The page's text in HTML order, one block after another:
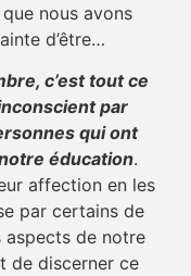
que nous avons
d’être…
c’est tout ce
par
qui ont
éducation.
affection en les
par certains de
de notre
de discerner ce